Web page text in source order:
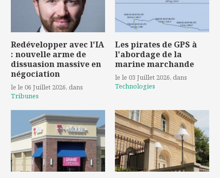
Redévelopper avec l'IA
: nouvelle arme de
dissuasion massive en
négociation
le le 06 Juillet 2026, dans
Tribunes
Les pirates de GPS à
l'abordage de la
marine marchande
le le 03 Juillet 2026, dans
Technologies